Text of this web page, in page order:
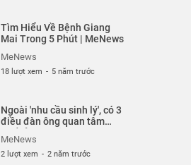
Tìm Hiểu Về Bệnh Giang
Mai Trong 5 Phút | MeNews
MeNews
18 lượt xem - 5 năm trước
Ngoài 'nhu cầu sinh lý', có 3
điều đàn ông quan tâm
MeNews
2 lượt xem - 2 năm trước